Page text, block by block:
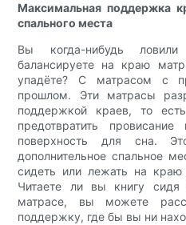
Максимальная поддержка
спального места
Вы когда-нибудь
балансируете на краю
упадёте? С матрасом с
прошлом. Эти матрасы
поддержкой краев, то
предотвратить
поверхность для сна.
дополнительное спальное
сидеть или лежать на краю
Читаете ли вы книгу сидя
матрасе, вы можете
поддержку, где бы вы ни